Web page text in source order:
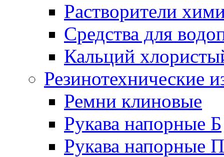
Растворители
Средства для
Кальций
Резинотехнические
Ремни клиновые
Рукава напорные Б
Рукава напорные П